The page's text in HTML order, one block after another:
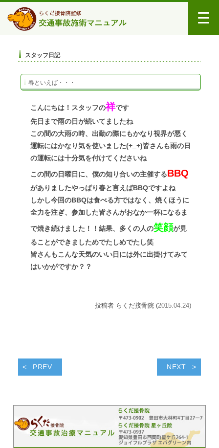
スタッフ日記
春といえば・・・
こんにちは！スタッフの祥です
先日まで雨の日が続いてましたね
この間の大雨の時、出勤の際にもかなり視界が悪く
運転にはかなり気を使いました(+_+)皆さんも雨の日
の運転には十分気を付けてくださいね
この間の日曜日に、僕の知り合いの主催するBBQ
がありましたやっぱり春と言えばBBQですよね
しかし今回のBBQは食べる方ではなく、焼くほうに
全力を注ぎ、参加した皆さんがおなか一杯になるま
で焼き続けました！！結果、多くの人の笑顔が見
ることができましためでたしめでたし笑
皆さんもこんな天気のいい日には外に出掛けてみて
はいかがですか？？
投稿者 らくだ接骨院 (2015.04.24)
PREV NEXT